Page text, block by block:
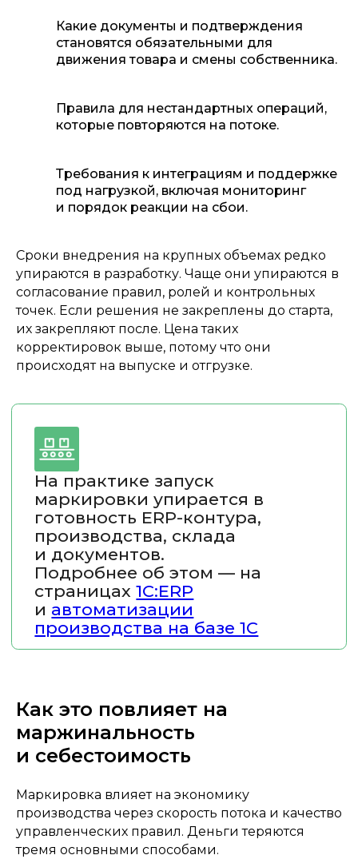
Какие документы и подтверждения
становятся обязательными для
движения товара и смены собственника.
Правила для нестандартных операций,
которые повторяются на потоке.
Требования к интеграциям и поддержке
под нагрузкой, включая мониторинг
и порядок реакции на сбои.
Сроки внедрения на крупных объемах редко
упираются в разработку. Чаще они упираются в
согласование правил, ролей и контрольных
точек. Если решения не закреплены до старта,
их закрепляют после. Цена таких
корректировок выше, потому что они
происходят на выпуске и отгрузке.
Как это повлияет на
маржинальность
и себестоимость
Маркировка влияет на экономику
производства через скорость потока и качество
управленческих правил. Деньги теряются
тремя основными способами.